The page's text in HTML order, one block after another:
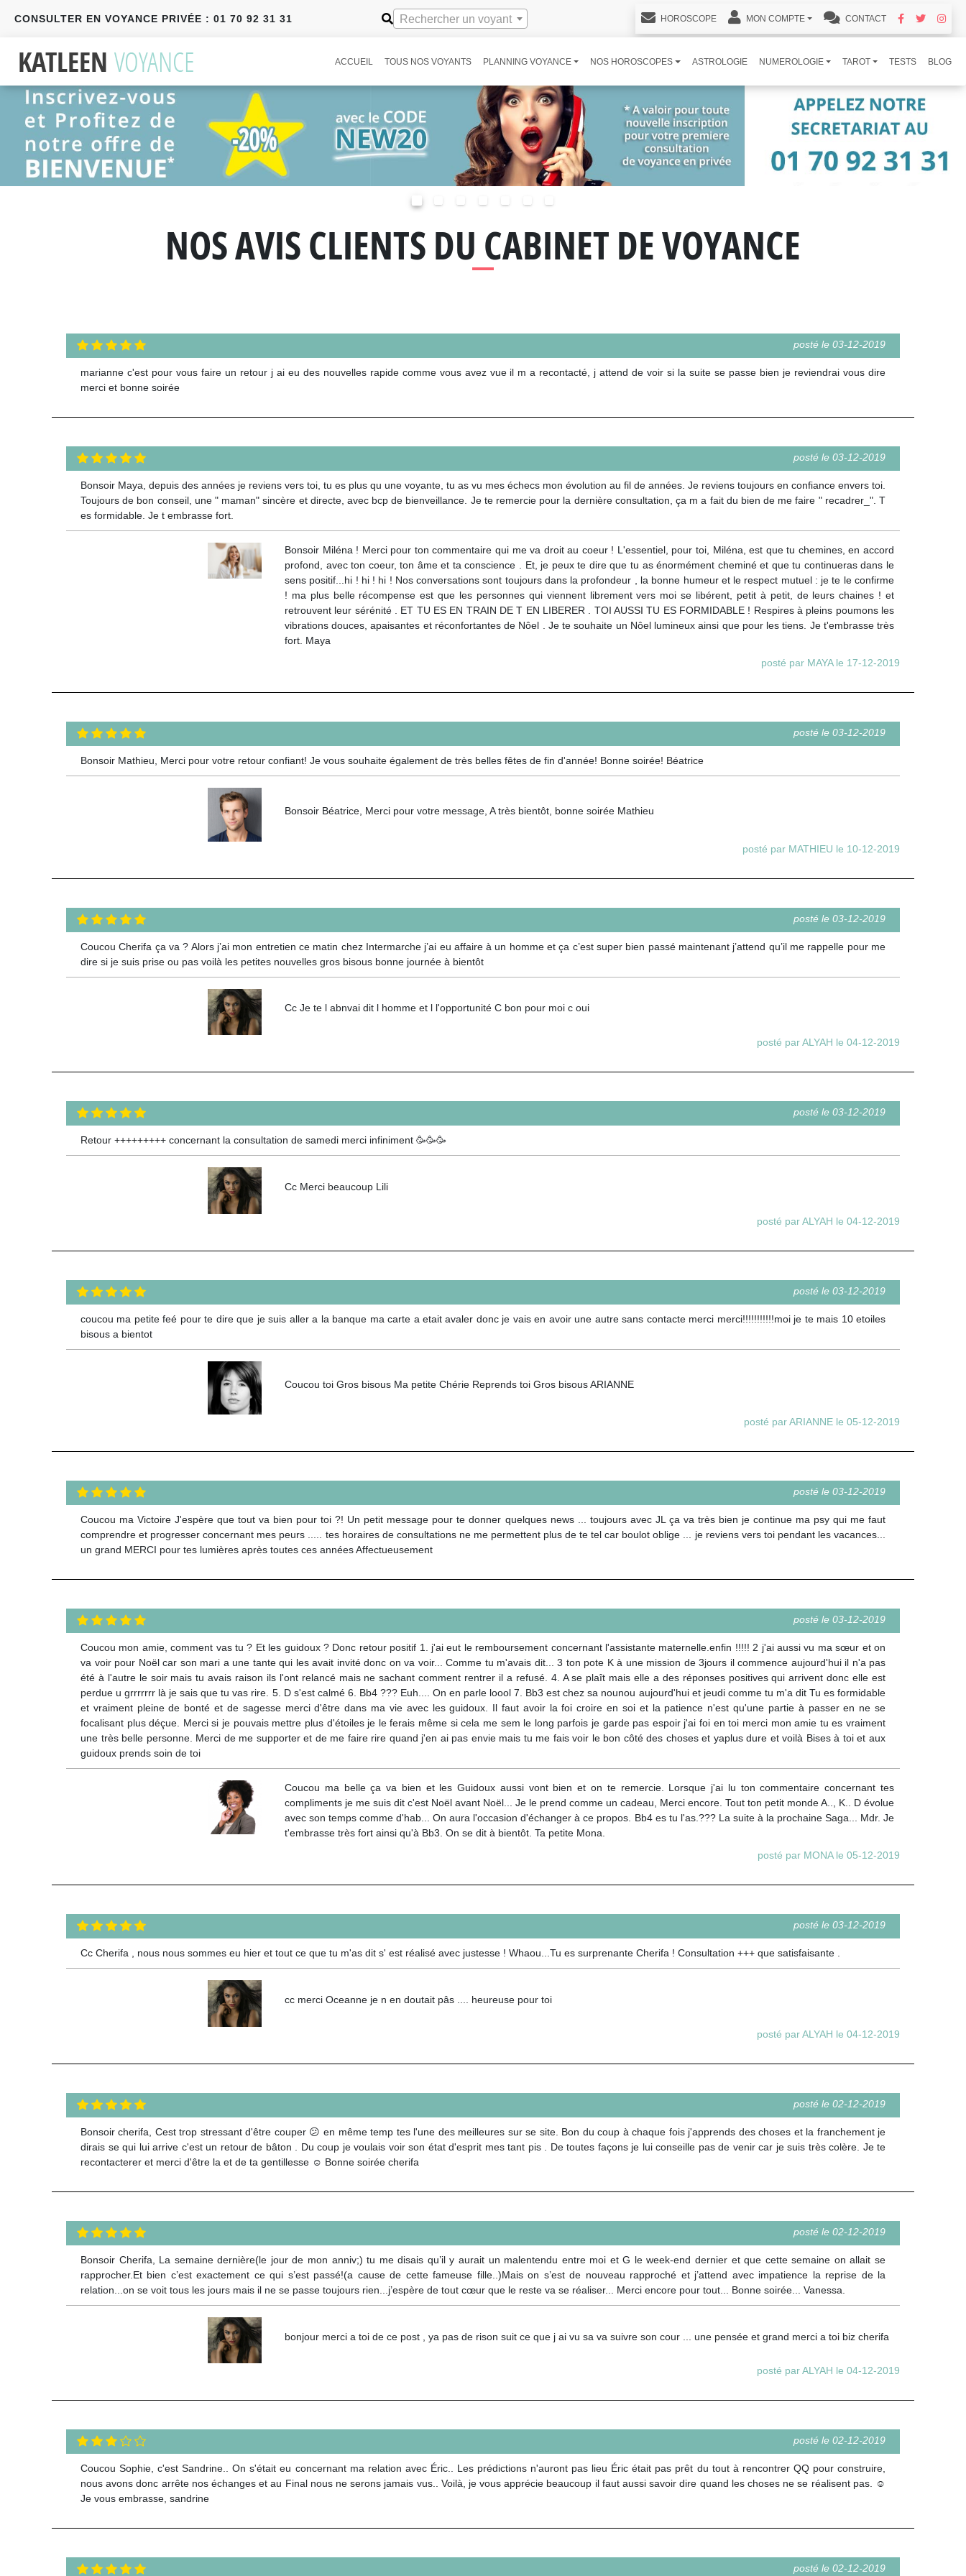
CONSULTER EN VOYANCE PRIVÉE : 01 70 92 31 31 Rechercher un voyant HOROSCOPE MON COMPTE CONTACT
ACCUEIL TOUS NOS VOYANTS PLANNING VOYANCE NOS HOROSCOPES ASTROLOGIE NUMEROLOGIE TAROT TESTS BLOG
NOS AVIS CLIENTS DU CABINET DE VOYANCE
posté le 03-12-2019
marianne c'est pour vous faire un retour j ai eu des nouvelles rapide comme vous avez vue il m a recontacté, j attend de voir si la suite se passe bien je reviendrai vous dire
merci et bonne soirée
posté le 03-12-2019
Bonsoir Maya, depuis des années je reviens vers toi, tu es plus qu une voyante, tu as vu mes échecs mon évolution au fil de années. Je reviens toujours en confiance envers toi.
Toujours de bon conseil, une " maman" sincère et directe, avec bcp de bienveillance. Je te remercie pour la dernière consultation, ça m a fait du bien de me faire " recadrer_". T
es formidable. Je t embrasse fort.
Bonsoir Miléna ! Merci pour ton commentaire qui me va droit au coeur ! L'essentiel, pour toi, Miléna, est que tu chemines, en accord
profond, avec ton coeur, ton âme et ta conscience . Et, je peux te dire que tu as énormément cheminé et que tu continueras dans le
sens positif...hi ! hi ! hi ! Nos conversations sont toujours dans la profondeur , la bonne humeur et le respect mutuel : je te le confirme
! ma plus belle récompense est que les personnes qui viennent librement vers moi se libérent, petit à petit, de leurs chaines ! et
retrouvent leur sérénité . ET TU ES EN TRAIN DE T EN LIBERER . TOI AUSSI TU ES FORMIDABLE ! Respires à pleins poumons les
vibrations douces, apaisantes et réconfortantes de Nôel . Je te souhaite un Nôel lumineux ainsi que pour les tiens. Je t'embrasse très
fort. Maya
posté par MAYA le 17-12-2019
posté le 03-12-2019
Bonsoir Mathieu, Merci pour votre retour confiant! Je vous souhaite également de très belles fêtes de fin d'année! Bonne soirée! Béatrice
Bonsoir Béatrice, Merci pour votre message, A très bientôt, bonne soirée Mathieu
posté par MATHIEU le 10-12-2019
posté le 03-12-2019
Coucou Cherifa ça va ? Alors j’ai mon entretien ce matin chez Intermarche j’ai eu affaire à un homme et ça c’est super bien passé maintenant j’attend qu’il me rappelle pour me
dire si je suis prise ou pas voilà les petites nouvelles gros bisous bonne journée à bientôt
Cc Je te l abnvai dit l homme et l l'opportunité C bon pour moi c oui
posté par ALYAH le 04-12-2019
posté le 03-12-2019
Retour +++++++++ concernant la consultation de samedi merci infiniment 🥳🥳🥳
Cc Merci beaucoup Lili
posté par ALYAH le 04-12-2019
posté le 03-12-2019
coucou ma petite feé pour te dire que je suis aller a la banque ma carte a etait avaler donc je vais en avoir une autre sans contacte merci merci!!!!!!!!!!!moi je te mais 10 etoiles
bisous a bientot
Coucou toi Gros bisous Ma petite Chérie Reprends toi Gros bisous ARIANNE
posté par ARIANNE le 05-12-2019
posté le 03-12-2019
Coucou ma Victoire J'espère que tout va bien pour toi ?! Un petit message pour te donner quelques news ... toujours avec JL ça va très bien je continue ma psy qui me faut
comprendre et progresser concernant mes peurs ..... tes horaires de consultations ne me permettent plus de te tel car boulot oblige ... je reviens vers toi pendant les vacances...
un grand MERCI pour tes lumières après toutes ces années Affectueusement
posté le 03-12-2019
Coucou mon amie, comment vas tu ? Et les guidoux ? Donc retour positif 1. j'ai eut le remboursement concernant l'assistante maternelle.enfin !!!!! 2 j'ai aussi vu ma sœur et on
va voir pour Noël car son mari a une tante qui les avait invité donc on va voir... Comme tu m'avais dit... 3 ton pote K à une mission de 3jours il commence aujourd'hui il n'a pas
été à l'autre le soir mais tu avais raison ils l'ont relancé mais ne sachant comment rentrer il a refusé. 4. A se plaît mais elle a des réponses positives qui arrivent donc elle est
perdue u grrrrrrr là je sais que tu vas rire. 5. D s'est calmé 6. Bb4 ??? Euh.... On en parle loool 7. Bb3 est chez sa nounou aujourd'hui et jeudi comme tu m'a dit Tu es formidable
et vraiment pleine de bonté et de sagesse merci d'être dans ma vie avec les guidoux. Il faut avoir la foi croire en soi et la patience n'est qu'une partie à passer en ne se
focalisant plus déçue. Merci si je pouvais mettre plus d'étoiles je le ferais même si cela me sem le long parfois je garde pas espoir j'ai foi en toi merci mon amie tu es vraiment
une très belle personne. Merci de me supporter et de me faire rire quand j'en ai pas envie mais tu me fais voir le bon côté des choses et yaplus dure et voilà Bises à toi et aux
guidoux prends soin de toi
Coucou ma belle ça va bien et les Guidoux aussi vont bien et on te remercie. Lorsque j'ai lu ton commentaire concernant tes
compliments je me suis dit c'est Noël avant Noël... Je le prend comme un cadeau, Merci encore. Tout ton petit monde A.., K.. D évolue
avec son temps comme d'hab... On aura l'occasion d'échanger à ce propos. Bb4 es tu l'as.??? La suite à la prochaine Saga... Mdr. Je
t'embrasse très fort ainsi qu'à Bb3. On se dit à bientôt. Ta petite Mona.
posté par MONA le 05-12-2019
posté le 03-12-2019
Cc Cherifa , nous nous sommes eu hier et tout ce que tu m'as dit s' est réalisé avec justesse ! Whaou...Tu es surprenante Cherifa ! Consultation +++ que satisfaisante .
cc merci Oceanne je n en doutait pâs .... heureuse pour toi
posté par ALYAH le 04-12-2019
posté le 02-12-2019
Bonsoir cherifa, Cest trop stressant d'être couper 😕 en même temp tes l'une des meilleures sur se site. Bon du coup à chaque fois j'apprends des choses et la franchement je
dirais se qui lui arrive c'est un retour de bâton . Du coup je voulais voir son état d'esprit mes tant pis . De toutes façons je lui conseille pas de venir car je suis très colère. Je te
recontacterer et merci d'être la et de ta gentillesse ☺ Bonne soirée cherifa
posté le 02-12-2019
Bonsoir Cherifa, La semaine dernière(le jour de mon anniv;) tu me disais qu’il y aurait un malentendu entre moi et G le week-end dernier et que cette semaine on allait se
rapprocher.Et bien c’est exactement ce qui s’est passé!(a cause de cette fameuse fille..)Mais on s’est de nouveau rapproché et j’attend avec impatience la reprise de la
relation...on se voit tous les jours mais il ne se passe toujours rien...j’espère de tout cœur que le reste va se réaliser... Merci encore pour tout... Bonne soirée... Vanessa.
bonjour merci a toi de ce post , ya pas de rison suit ce que j ai vu sa va suivre son cour ... une pensée et grand merci a toi biz cherifa
posté par ALYAH le 04-12-2019
posté le 02-12-2019
Coucou Sophie, c'est Sandrine.. On s'était eu concernant ma relation avec Éric.. Les prédictions n'auront pas lieu Éric était pas prêt du tout à rencontrer QQ pour construire,
nous avons donc arrête nos échanges et au Final nous ne serons jamais vus.. Voilà, je vous apprécie beaucoup il faut aussi savoir dire quand les choses ne se réalisent pas. ☺
Je vous embrasse, sandrine
posté le 02-12-2019